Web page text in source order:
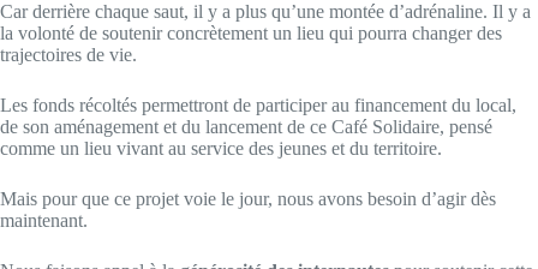
Car derrière chaque saut, il y a plus qu’une montée d’adrénaline. Il y a
la volonté de soutenir concrètement un lieu qui pourra changer des
trajectoires de vie.
Les fonds récoltés permettront de participer au financement du local,
de son aménagement et du lancement de ce Café Solidaire, pensé
comme un lieu vivant au service des jeunes et du territoire.
Mais pour que ce projet voie le jour, nous avons besoin d’agir dès
maintenant.